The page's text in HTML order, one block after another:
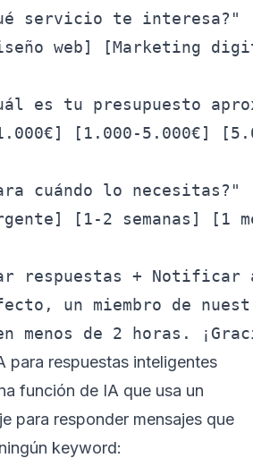
servicio te interesa?"
web] [Marketing
es tu presupuesto
[1.000-5.000€]
cuándo lo necesitas?"
[1-2 semanas] [1
respuestas + Notificar
un miembro de
para respuestas inteligentes
función de IA que usa un
para responder mensajes que
keyword: